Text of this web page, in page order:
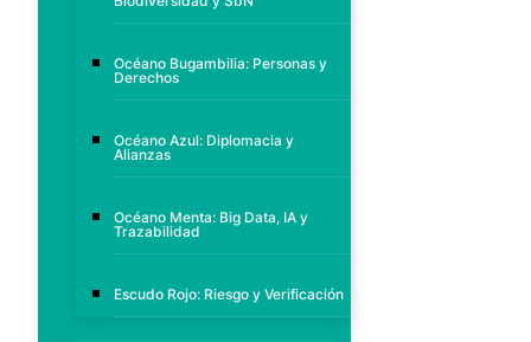
Océano Bugambilia: Personas y
Derechos
Océano Azul: Diplomacia y
Alianzas
Océano Menta: Big Data, IA y
Trazabilidad
Escudo Rojo: Riesgo y Verificación